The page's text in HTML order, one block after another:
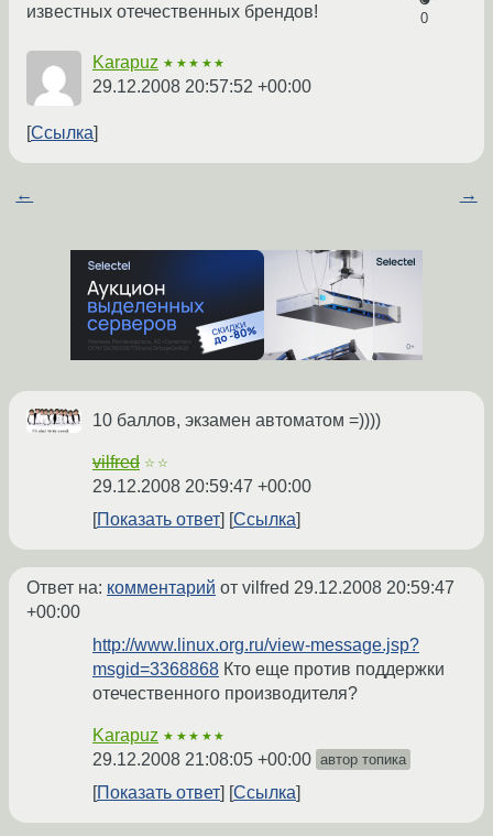
0
известных отечественных брендов!
Karapuz ★★★★★
29.12.2008 20:57:52 +00:00
Ссылка
← →
10 баллов, экзамен автоматом =))))
vilfred ☆☆
29.12.2008 20:59:47 +00:00
Показать ответ
Ссылка
Ответ на: комментарий от vilfred 29.12.2008 20:59:47
+00:00
http://www.linux.org.ru/view-message.jsp?
msgid=3368868 Кто еще против поддержки
отечественного производителя?
Karapuz ★★★★★
29.12.2008 21:08:05 +00:00 автор топика
Показать ответ Ссылка